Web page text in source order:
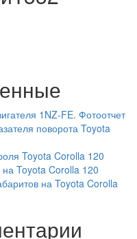
1NZ-FE. Фотоотчет
поворота Toyota
Toyota Corolla 120
Toyota Corolla 120
на Toyota Corolla